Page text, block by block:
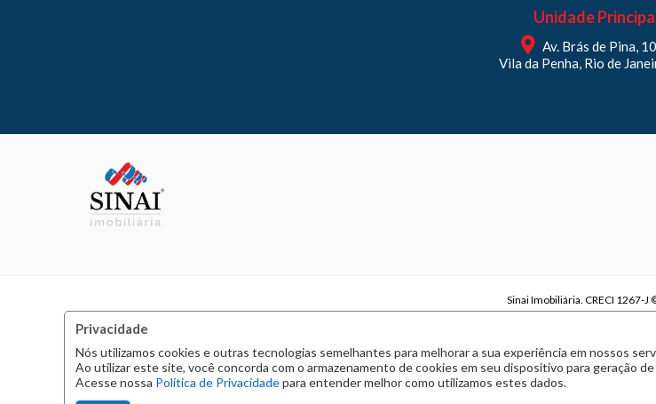
Privacidade
Nós utilizamos cookies e outras tecnologias semelhantes para melhorar a sua experiência em nossos
Ao utilizar este site, você concorda com o armazenamento de cookies em seu dispositivo para geração
Acesse nossa Política de Privacidadepara entender melhor como utilizamos estes dados.
Unidade
Av. Brás de Pina,
Vila da Penha, Rio de
Sinai Imobiliária. CRECI 1267-J
Feito com
pelo time daRocketImob |